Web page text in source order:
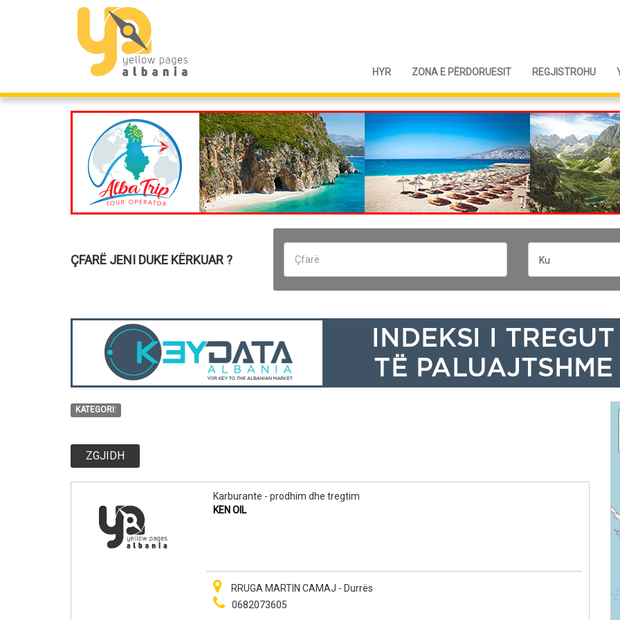
HYR ZONA E PËRDORUESIT REGJISTROHU
ÇFARË JENI DUKE KËRKUAR ? Ku
KATEGORI:
ZGJIDH
Karburante - prodhim dhe tregtim
KEN OIL
RRUGA MARTIN CAMAJ - Durrës
0682073605